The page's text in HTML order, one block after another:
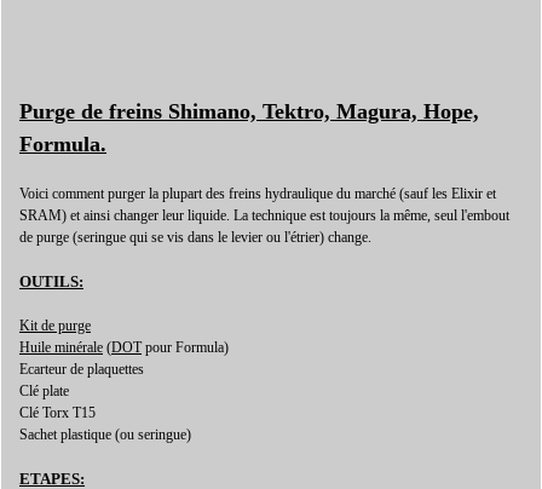
Purge de freins Shimano, Tektro, Magura, Hope,
Formula.
Voici comment purger la plupart des freins hydraulique du marché (sauf les Elixir et
SRAM) et ainsi changer leur liquide. La technique est toujours la même, seul l'embout
de purge (seringue qui se vis dans le levier ou l'étrier) change.
OUTILS:
Kit de purge
Huile minérale (DOTpour Formula)
Ecarteur de plaquettes
Clé plate
Clé Torx T15
Sachet plastique (ou seringue)
ETAPES: